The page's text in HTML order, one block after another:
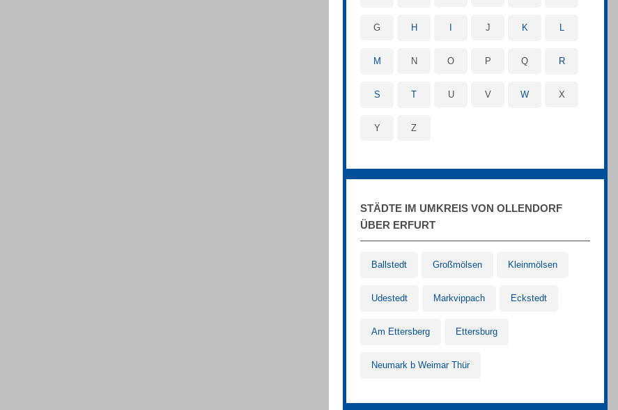
G H J K L
M N O P Q R
S T U V W X
Y Z
STÄDTE IM UMKREIS VON OLLENDORF
ÜBER ERFURT
Ballstedt Großmölsen Kleinmölsen
Udestedt Markvippach Eckstedt
Am Ettersberg Ettersburg
Neumark b Weimar Thür